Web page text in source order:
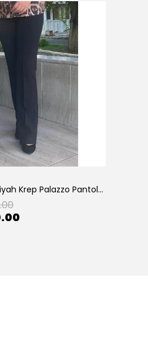
Büyük Beden Siyah Krep Palazzo Pantolon